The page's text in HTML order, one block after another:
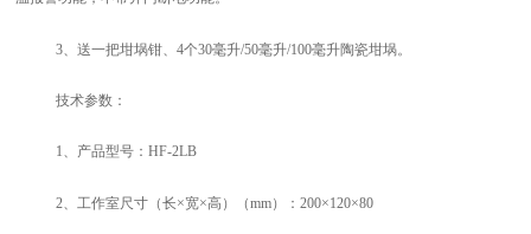
3、 送一把坩埚钳、 4个30毫升/50毫升/100毫升陶瓷坩埚。
技术参数：
1、产品型号：HF-2LB
2、 工作室尺寸（长×宽×高）（mm）： 200×120×80